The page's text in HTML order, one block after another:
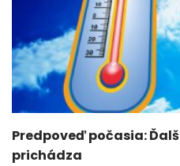
Predpoveď počasia:
prichádza